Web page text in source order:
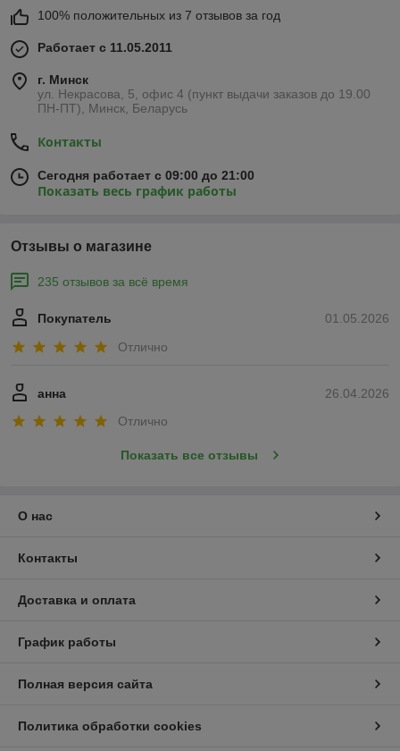
100% положительных из 7 отзывов за год
Работает с 11.05.2011
г. Минск
ул. Некрасова, 5, офис 4 (пункт выдачи заказов до 19.00
ПН-ПТ), Минск, Беларусь
Контакты
Сегодня работает с 09:00 до 21:00
Показать весь график работы
Отзывы о магазине
235 отзывов за всё время
01.05.2026
Покупатель
Отлично
26.04.2026
анна
Отлично
Показать все отзывы
О нас
Контакты
Доставка и оплата
График работы
Полная версия сайта
Политика обработки cookies